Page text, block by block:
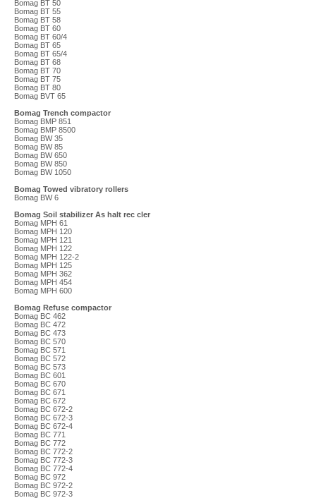
Bomag BT 50
Bomag BT 55
Bomag BT 58
Bomag BT 60
Bomag BT 60/4
Bomag BT 65
Bomag BT 65/4
Bomag BT 68
Bomag BT 70
Bomag BT 75
Bomag BT 80
Bomag BVT 65
Bomag Trench compactor
Bomag BMP 851
Bomag BMP 8500
Bomag BW 35
Bomag BW 85
Bomag BW 650
Bomag BW 850
Bomag BW 1050
Bomag Towed vibratory rollers
Bomag BW 6
Bomag Soil stabilizer As halt rec cler
Bomag MPH 61
Bomag MPH 120
Bomag MPH 121
Bomag MPH 122
Bomag MPH 122-2
Bomag MPH 125
Bomag MPH 362
Bomag MPH 454
Bomag MPH 600
Bomag Refuse compactor
Bomag BC 462
Bomag BC 472
Bomag BC 473
Bomag BC 570
Bomag BC 571
Bomag BC 572
Bomag BC 573
Bomag BC 601
Bomag BC 670
Bomag BC 671
Bomag BC 672
Bomag BC 672-2
Bomag BC 672-3
Bomag BC 672-4
Bomag BC 771
Bomag BC 772
Bomag BC 772-2
Bomag BC 772-3
Bomag BC 772-4
Bomag BC 972
Bomag BC 972-2
Bomag BC 972-3